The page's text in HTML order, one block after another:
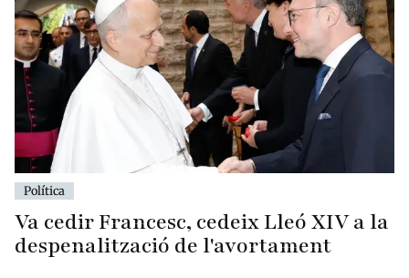
Política
Va cedir Francesc, cedeix Lleó XIV a la
despenalització de l'avortament